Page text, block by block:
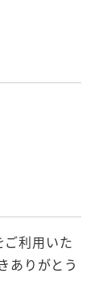
利用いた
ありがとう